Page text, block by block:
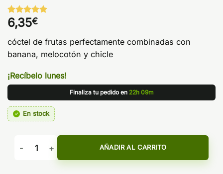
Valorado
con5de 5
en base a
1
valoración
de un
6,35€
cóctel de frutas perfectamente combinadas con
banana, melocotón y chicle
¡Recíbelo lunes!
Finaliza tu pedido en 22h 09m
En stock
AROMA BLUE 10ML - FULL MOON cantidad
AÑADIR AL CARRITO